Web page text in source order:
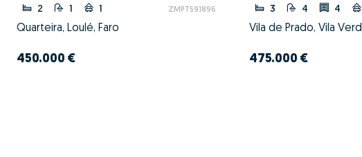
2 1 1 ZMPT591896
Quarteira, Loulé, Faro
450.000 €
3 4 4
Vila de Prado, Vila
475.000 €